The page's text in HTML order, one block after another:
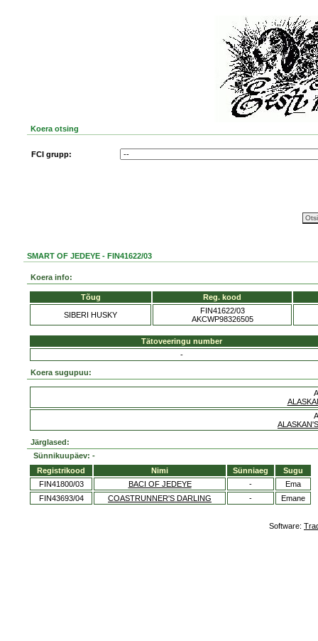
Koera otsing
FCI grupp:
SMART OF JEDEYE - FIN41622/03
Koera info:
Tõug Reg. kood
SIBERI HUSKY
FIN41622/03
AKCWP98326505
Tätoveeringu number
-
Koera sugupuu:
Järglased:
Sünnikuupäev: -
Registrikood
Nimi Sünniaeg
Sugu
FIN41800/03
BACI OF JEDEYE -
Ema
FIN43693/04
COASTRUNNER'S DARLING - Emane
Software: